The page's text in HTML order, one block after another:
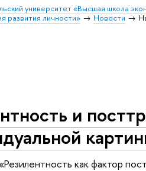
университет «Высшая школа
развития личности»
Новости
и
как фактор